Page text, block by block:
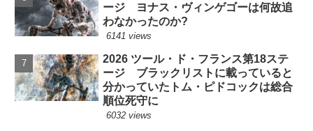
ージ ヨナス・ヴィンゲゴーは何故追
わなかったのか?
6141 views
2026 ツール・ド・フランス第18ステ
ージ ブラックリストに載っていると
分かっていたトム・ピドコックは総合
順位死守に
6032 views